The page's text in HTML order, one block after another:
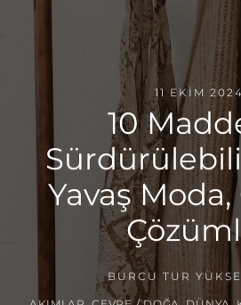
11 EKIM 2024
10
Yavaş
BURCU TUR